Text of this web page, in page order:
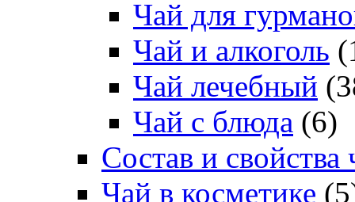
Чай для
Чай и алкоголь
Чай лечебный
Чай с блюда (6)
Состав и свойства
Чай в косметике